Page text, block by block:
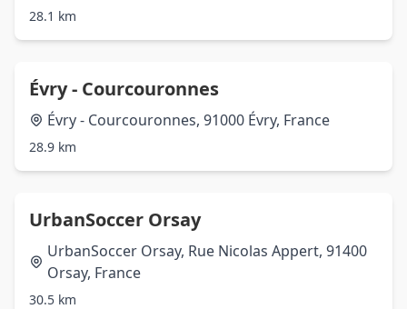
28.1 km
Évry - Courcouronnes
Évry - Courcouronnes, 91000 Évry, France
28.9 km
UrbanSoccer Orsay
UrbanSoccer Orsay, Rue Nicolas Appert, 91400
Orsay, France
30.5 km